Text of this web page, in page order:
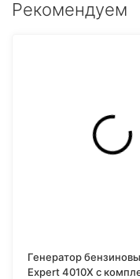
Рекомендуем
Генератор
Expert 4010X с